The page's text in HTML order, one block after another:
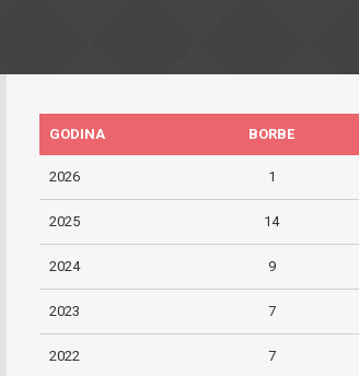
GODINA BORBE
2026 1
2025 14
2024 9
2023 7
2022 7